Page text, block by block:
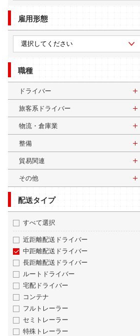
雇用形態
職種
ドライバー
旅客系ドライバー
物流・倉庫業
整備
貿易関連
その他
配送タイプ
すべて選択
近距離配送ドライバー
中距離配送ドライバー
長距離配送ドライバー
ルートドライバー
宅配ドライバー
コンテナ
フルトレーラー
セミトレーラー
特殊トレーラー